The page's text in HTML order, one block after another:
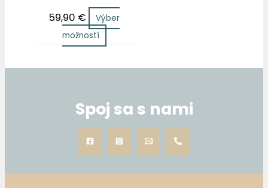
59,90 €
Výber
možností
Spoj sa s nami